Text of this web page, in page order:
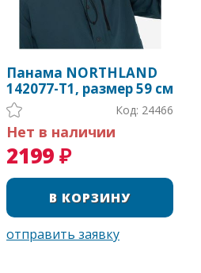
Панама NORTHLAND
142077-T1, размер 59 см
Код: 24466
Нет в наличии
2199 ₽